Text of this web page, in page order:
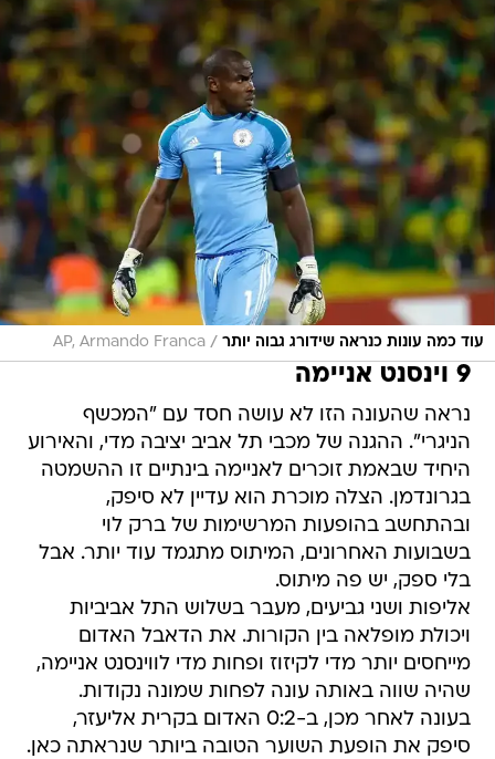
עוד כמה עונות כנראה שידורג גבוה יותר /
AP, Armando Franca
9 וינסנט אניימה
נראה שהעונה הזו לא עושה חסד עם "המכשף
הניגרי". ההגנה של מכבי תל אביב יציבה מדי, והאירוע
היחיד שבאמת זוכרים לאניימה בינתיים זו ההשמטה
בגרונדמן. הצלה מוכרת הוא עדיין לא סיפק,
ובהתחשב בהופעות המרשימות של ברק לוי
בשבועות האחרונים, המיתוס מתגמד עוד יותר. אבל
בלי ספק, יש פה מיתוס.
אליפות ושני גביעים, מעבר בשלוש התל אביביות
ויכולת מופלאה בין הקורות. את הדאבל האדום
מייחסים יותר מדי לקיזוז ופחות מדי לווינסנט אניימה,
שהיה שווה באותה עונה לפחות שמונה נקודות.
בעונה לאחר מכן, ב-0:2 האדום בקרית אליעזר,
סיפק את הופעת השוער הטובה ביותר שנראתה כאן.